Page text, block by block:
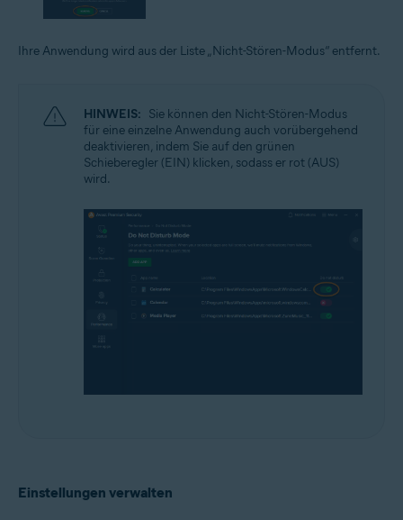
Ihre Anwendung wird aus der Liste „Nicht-Stören-Modus“ entfernt.
HINWEIS: Sie können den Nicht-Stören-Modus
für eine einzelne Anwendung auch vorübergehend
deaktivieren, indem Sie auf den grünen
Schieberegler (EIN) klicken, sodass er rot (AUS)
wird.
Einstellungen verwalten